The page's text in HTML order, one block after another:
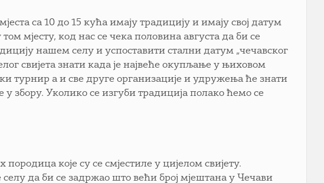
са 10 до 15 кућа имају традицију и имају свој датум
мјесту, код нас се чека половина августа да би се
нашем селу и успоставити стални датум „чечавског
свијета знати када је највеће окупљање у њиховом
турнир а и све друге организације и удружења ће знати
збору. Уколико се изгуби традиција полако ћемо се
које су се смјестиле у цијелом свијету.
да би се задржао што већи број мјештана у Чечави